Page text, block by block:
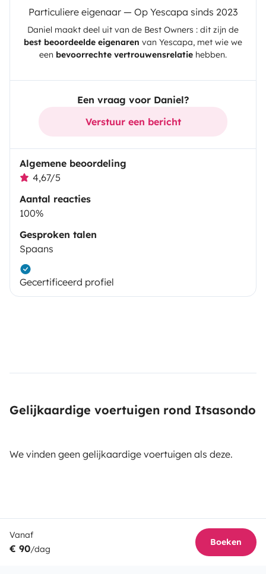
Particuliere eigenaar — Op Yescapa sinds 2023
Daniel maakt deel uit van de Best Owners : dit zijn de
best beoordeelde eigenaren van Yescapa, met wie we
een bevoorrechte vertrouwensrelatie hebben.
Een vraag voor Daniel?
Verstuur een bericht
Algemene beoordeling
4,67/5
Aantal reacties
100%
Gesproken talen
Spaans
Gecertificeerd profiel
Gelijkaardige voertuigen rond Itsasondo
We vinden geen gelijkaardige voertuigen als deze.
Vanaf
€ 90/dag
Boeken